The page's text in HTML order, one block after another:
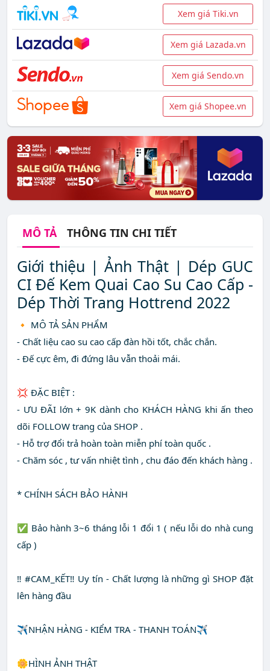
Xem giá Tiki.vn
Xem giá Lazada.vn
Xem giá Sendo.vn
Xem giá Shopee.vn
MÔ TẢ THÔNG TIN CHI TIẾT
Giới thiệu | Ảnh Thật | Dép GUC
CI Đế Kem Quai Cao Su Cao Cấp -
Dép Thời Trang Hottrend 2022
🔸 MÔ TẢ SẢN PHẨM
- Chất liệu cao su cao cấp đàn hồi tốt, chắc chắn.
- Đế cực êm, đi đứng lâu vẫn thoải mái.
💢 ĐẶC BIỆT :
- ƯU ĐÃI lớn + 9K dành cho KHÁCH HÀNG khi ấn theo
dõi FOLLOW trang của SHOP .
- Hỗ trợ đổi trả hoàn toàn miễn phí toàn quốc .
- Chăm sóc , tư vấn nhiệt tình , chu đáo đến khách hàng .
* CHÍNH SÁCH BẢO HÀNH
✅ Bảo hành 3~6 tháng lỗi 1 đổi 1 ( nếu lỗi do nhà cung
cấp )
‼️ #CAM_KẾT‼️ Uy tín - Chất lượng là những gì SHOP đặt
lên hàng đầu
✈️NHẬN HÀNG - KIỂM TRA - THANH TOÁN✈️
🌼HÌNH ẢNH THẬT